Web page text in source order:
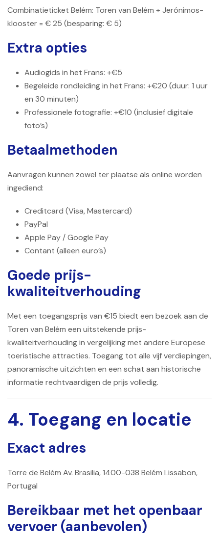
Combinatieticket Belém: Toren van Belém + Jerónimos-
klooster = € 25 (besparing: € 5)
Extra opties
Audiogids in het Frans: +€5
Begeleide rondleiding in het Frans: +€20 (duur: 1 uur
en 30 minuten)
Professionele fotografie: +€10 (inclusief digitale
foto’s)
Betaalmethoden
Aanvragen kunnen zowel ter plaatse als online worden
ingediend:
Creditcard (Visa, Mastercard)
PayPal
Apple Pay / Google Pay
Contant (alleen euro’s)
Goede prijs-
kwaliteitverhouding
Met een toegangsprijs van €15 biedt een bezoek aan de
Toren van Belém een ​​uitstekende prijs-
kwaliteitverhouding in vergelijking met andere Europese
toeristische attracties. Toegang tot alle vijf verdiepingen,
panoramische uitzichten en een schat aan historische
informatie rechtvaardigen de prijs volledig.
4. Toegang en locatie
Exact adres
Torre de Belém Av. Brasilia, 1400-038 Belém Lissabon,
Portugal
Bereikbaar met het openbaar
vervoer (aanbevolen)